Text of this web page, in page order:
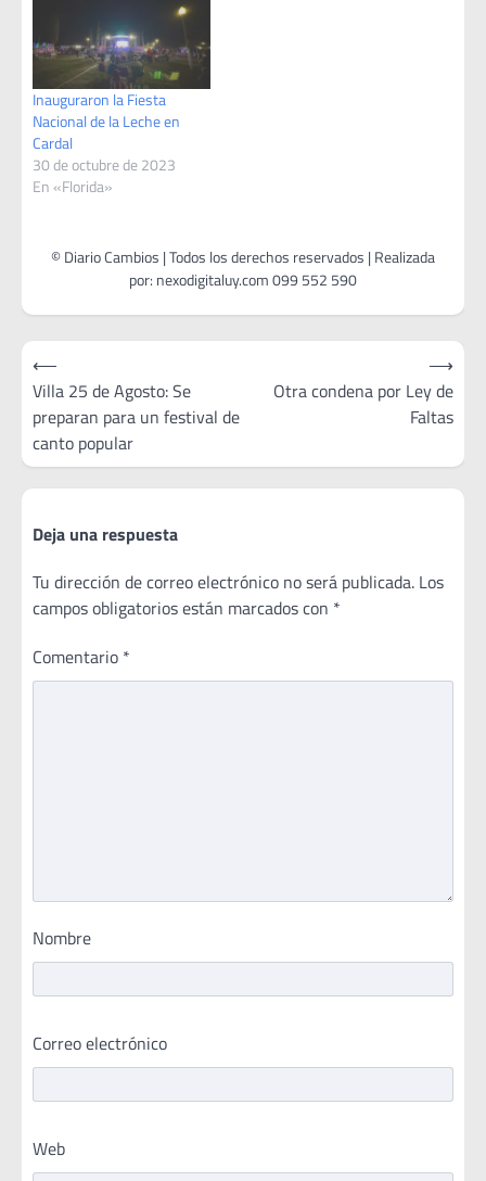
Inauguraron la Fiesta
Nacional de la Leche en
Cardal
30 de octubre de 2023
En «Florida»
Navegación
de
entradas
⟵
Villa 25 de Agosto: Se
preparan para un festival de
canto popular
Otra condena por Ley de
Faltas
⟶
Deja una respuesta
Tu dirección de correo electrónico no será publicada. Los
campos obligatorios están marcados con *
Comentario *
Nombre
Correo electrónico
Web